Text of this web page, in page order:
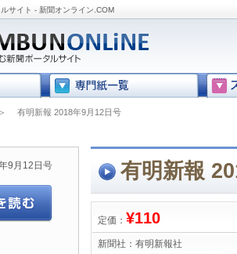
サイト - 新聞オンライン.COM
有明新報 2018年9月12日号
有明新報
定価： ¥110
新聞社： 有明新報社